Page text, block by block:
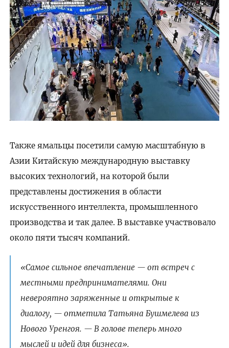
Также ямальцы посетили самую масштабную в
Азии Китайскую международную выставку
высоких технологий, на которой были
представлены достижения в области
искусственного интеллекта, промышленного
производства и так далее. В выставке участвовало
около пяти тысяч компаний.
«Самое сильное впечатление — от встреч с
местными предпринимателями. Они
невероятно заряженные и открытые к
диалогу, — отметила Татьяна Бушмелева из
Нового Уренгоя. — В голове теперь много
мыслей и идей для бизнеса».